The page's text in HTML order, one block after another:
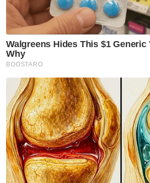
bayaran secara dalam talian
sepertimana bayaran
agensi kerajaan lain.